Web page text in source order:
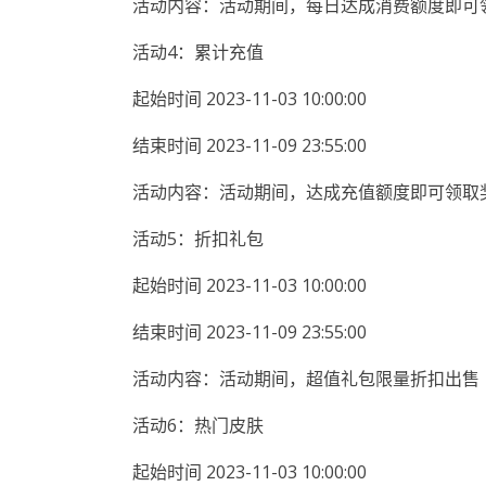
活动内容：活动期间，每日达成消费额度即可
活动4：累计充值
起始时间 2023-11-03 10:00:00
结束时间 2023-11-09 23:55:00
活动内容：活动期间，达成充值额度即可领取
活动5：折扣礼包
起始时间 2023-11-03 10:00:00
结束时间 2023-11-09 23:55:00
活动内容：活动期间，超值礼包限量折扣出售
活动6：热门皮肤
起始时间 2023-11-03 10:00:00